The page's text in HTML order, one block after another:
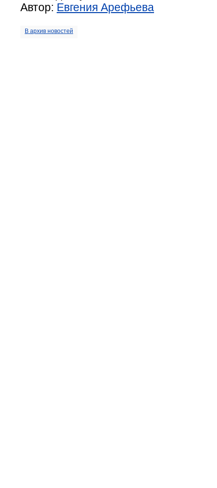
Автор: Евгения Арефьева
В архив новостей